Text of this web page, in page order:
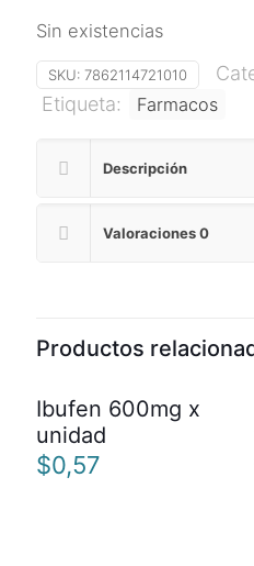
Sin existencias
SKU: 7862114721010
Etiqueta:
Farmacos
Descripción
Valoraciones0
Productos
Ibufen 600mg x
unidad
$0,57